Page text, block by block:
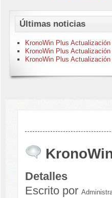
Últimas noticias
KronoWin Plus Actualización
KronoWin Plus Actualización
KronoWin Plus Actualización
Detalles
Escrito por